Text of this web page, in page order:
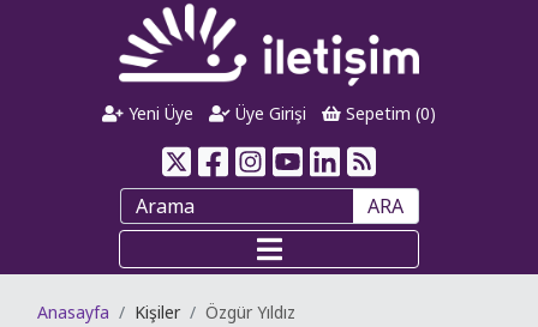
Yeni Üye Üye Girişi Sepetim (0)
ARA
Anasayfa Kişiler Özgür Yıldız